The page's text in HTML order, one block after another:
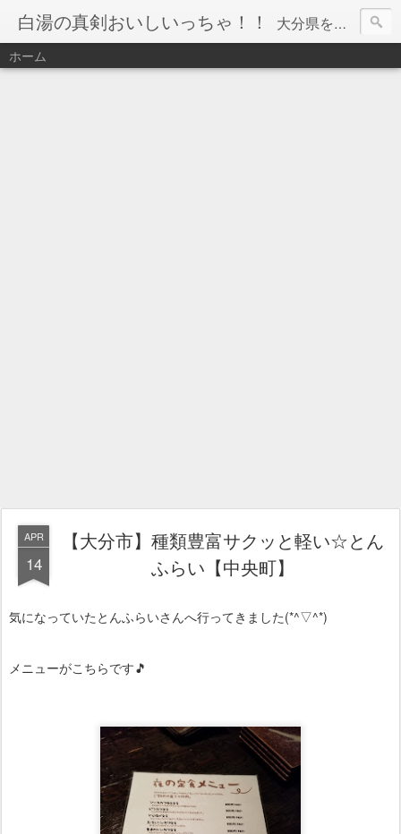
白湯の真剣おいしいっちゃ！！ 大分県を中心に食べ歩きをしています☆ 和食・洋食・中華・カフェいろんなお店に行ってますので 参考にして頂けると嬉しいです(*^-^*)🎵 温泉紹介もしてます♨
ホーム
APR
14
【大分市】種類豊富サクッと軽い☆とん
ふらい【中央町】
気になっていたとんふらいさんへ行ってきました(*^▽^*)
メニューがこちらです🎵